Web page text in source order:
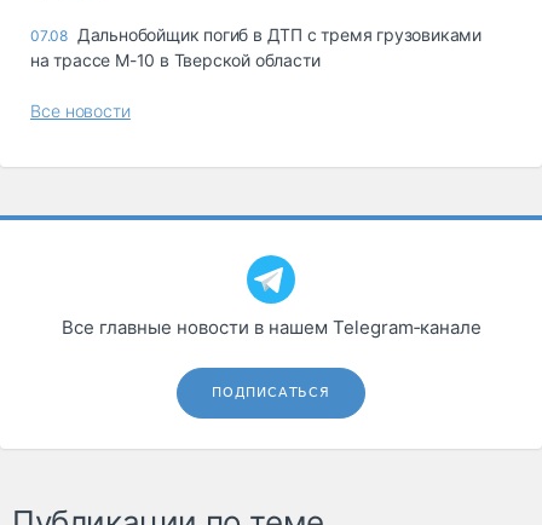
07.08 Дальнобойщик погиб в ДТП с тремя грузовиками
на трассе М-10 в Тверской области
Все новости
Все главные новости в нашем Telegram‑канале
ПОДПИСАТЬСЯ